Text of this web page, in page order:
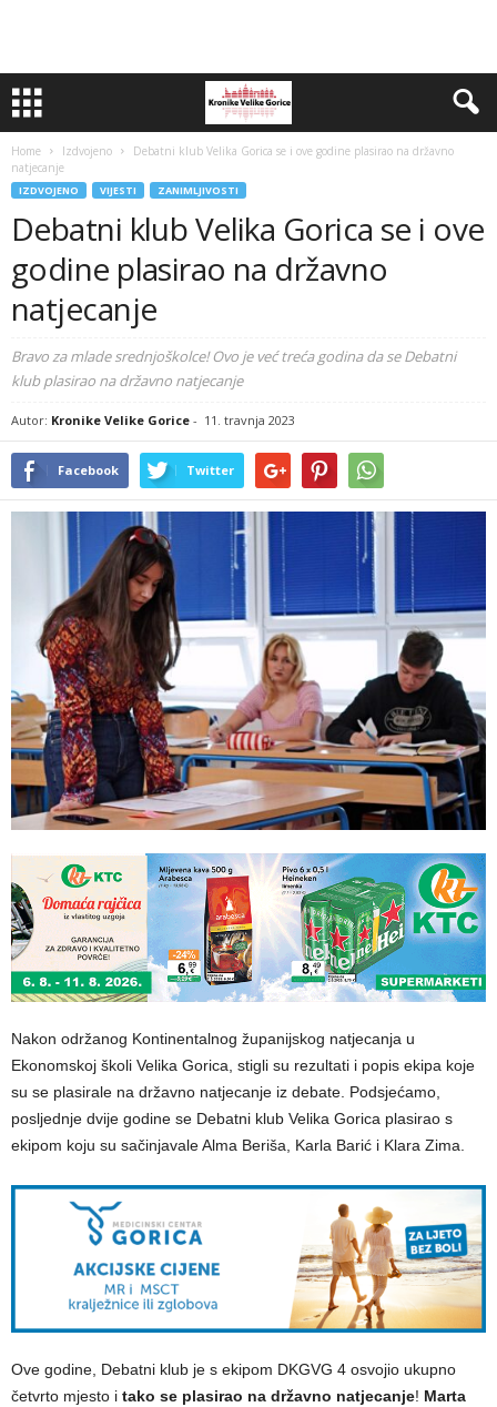
Home Izdvojeno
Debatni klub Velika Gorica se i ove godine plasirao na državno
natjecanje
IZDVOJENO VIJESTI ZANIMLJIVOSTI
Debatni klub Velika Gorica se i ove
godine plasirao na državno
natjecanje
Bravo za mlade srednjoškolce! Ovo je već treća godina da se Debatni
klub plasirao na državno natjecanje
Autor: Kronike Velike Gorice - 11. travnja 2023
Facebook Twitter
Nakon održanog Kontinentalnog županijskog natjecanja u
Ekonomskoj školi Velika Gorica, stigli su rezultati i popis ekipa koje
su se plasirale na državno natjecanje iz debate. Podsjećamo,
posljednje dvije godine se Debatni klub Velika Gorica plasirao s
ekipom koju su sačinjavale Alma Beriša, Karla Barić i Klara Zima.
Ove godine, Debatni klub je s ekipom DKGVG 4 osvojio ukupno
četvrto mjesto i tako se plasirao na državno natjecanje! Marta